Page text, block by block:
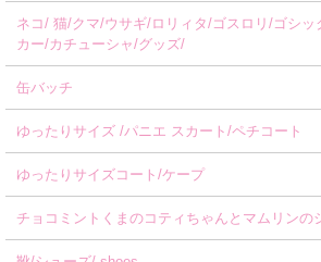
ネコ/ 猫/クマ/ウサギ/ロリィタ/ゴスロリ/ゴシッ
カー/カチューシャ/グッズ/
缶バッチ
ゆったりサイズ /パニエ スカート/ペチコート
ゆったりサイズコート/ケープ
チョコミントくまのコティちゃんとマムリンの